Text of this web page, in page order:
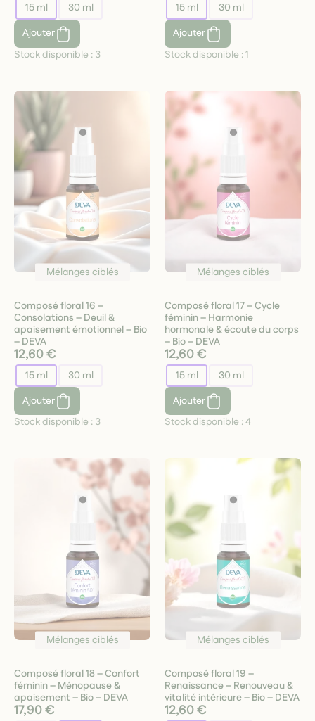
15 ml
30 ml
Ajouter
Stock disponible : 3
15 ml
30 ml
Ajouter
Stock disponible :1
Mélanges ciblés
Composé floral 16 –
Consolations – Deuil &
apaisement émotionnel – Bio
– DEVA
12,60 €
15 ml
30 ml
Ajouter
Stock disponible : 3
Mélanges ciblés
Composé floral 17 – Cycle
féminin – Harmonie
hormonale & écoute du corps
– Bio – DEVA
12,60 €
15 ml
30 ml
Ajouter
Stock disponible :4
Mélanges ciblés
Composé floral 18 – Confort
féminin – Ménopause &
apaisement – Bio – DEVA
17,90 €
Mélanges ciblés
Composé floral 19 –
Renaissance – Renouveau &
vitalité intérieure – Bio – DEVA
12,60 €